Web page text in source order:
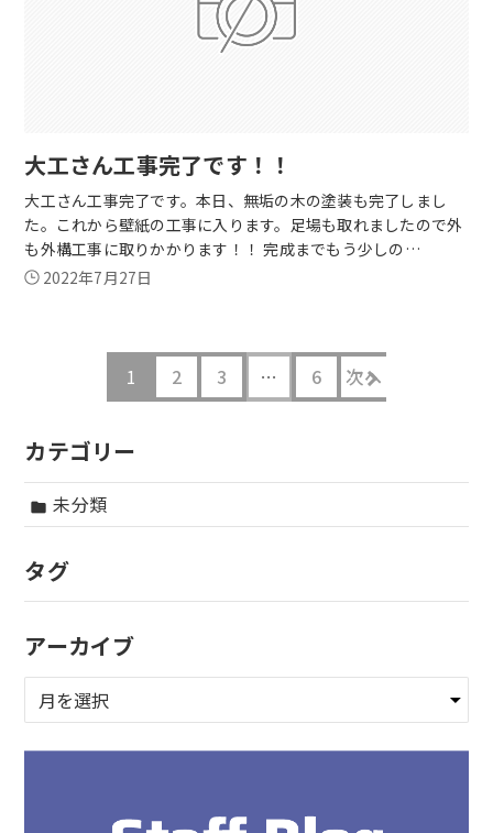
大工さん工事完了です！！
大工さん工事完了です。本日、無垢の木の塗装も完了しまし
た。これから壁紙の工事に入ります。足場も取れましたので外
も外構工事に取りかかります！！ 完成までもう少しの…
2022年7月27日
1 2 3 … 6 次へ
カテゴリー
folder 未分類
タグ
アーカイブ